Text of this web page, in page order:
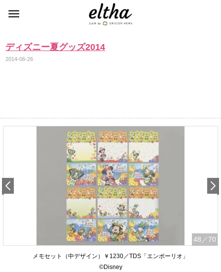
ディズニー夏グッズ2014
2014-06-26
48 ／70
メモセット（中デザイン）￥1230／TDS「エンポーリオ」
©Disney